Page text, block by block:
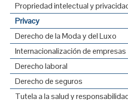
Propriedad intelectual y
Privacy
Derecho de la Moda y del Luxo
Internacionalización de empresas
Derecho laboral
Derecho de seguros
Tutela a la salud y